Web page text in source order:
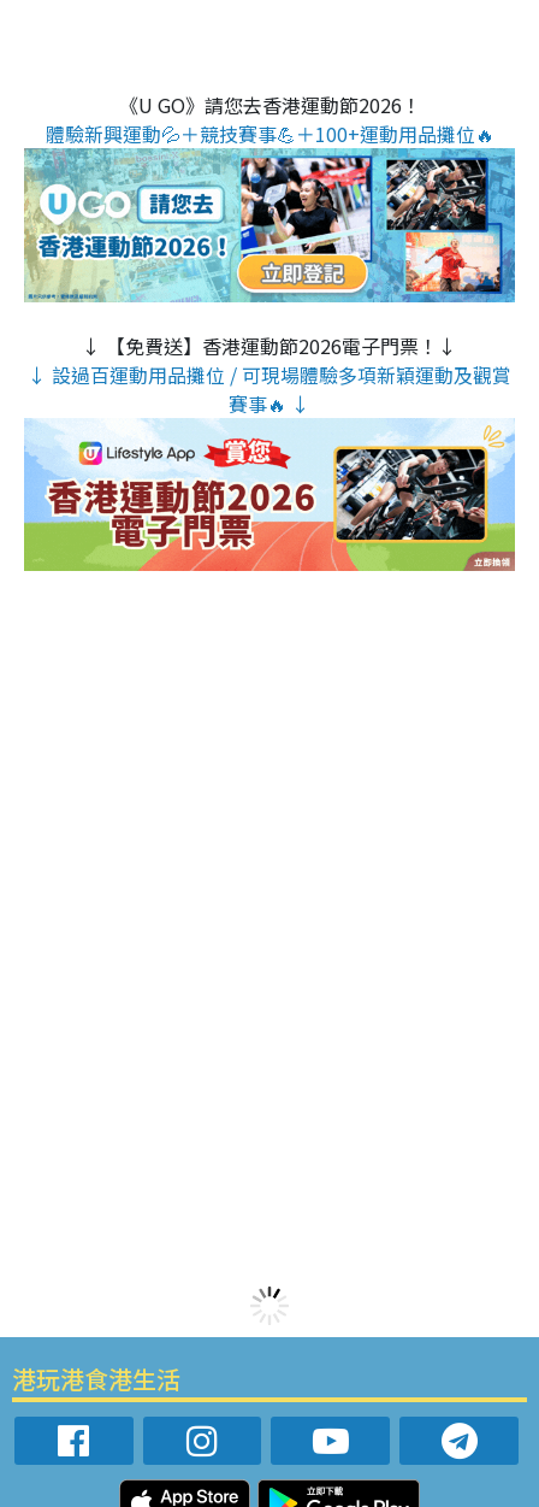
《U GO》請您去香港運動節2026！
體驗新興運動💦＋競技賽事💪＋100+運動用品攤位🔥
↓ 【免費送】香港運動節2026電子門票！↓
↓ 設過百運動用品攤位 / 可現場體驗多項新穎運動及觀賞
賽事🔥 ↓
港玩港食港生活